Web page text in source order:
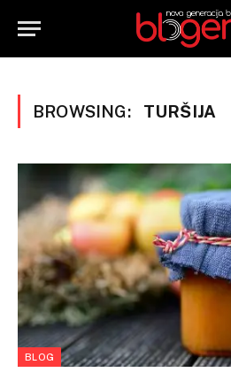
BROWSING: TURŠIJA
BLOG